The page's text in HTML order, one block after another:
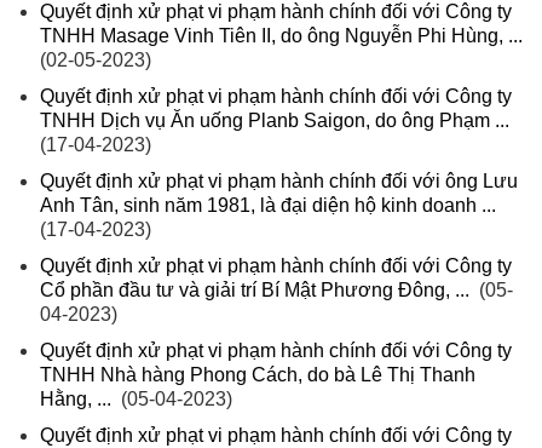
Quyết định xử phạt vi phạm hành chính đối với Công ty
TNHH Masage Vinh Tiên II, do ông Nguyễn Phi Hùng, ...
(02-05-2023)
Quyết định xử phạt vi phạm hành chính đối với Công ty
TNHH Dịch vụ Ăn uống Planb Saigon, do ông Phạm ...
(17-04-2023)
Quyết định xử phạt vi phạm hành chính đối với ông Lưu
Anh Tân, sinh năm 1981, là đại diện hộ kinh doanh ...
(17-04-2023)
Quyết định xử phạt vi phạm hành chính đối với Công ty
Cổ phần đầu tư và giải trí Bí Mật Phương Đông, ... (05-
04-2023)
Quyết định xử phạt vi phạm hành chính đối với Công ty
TNHH Nhà hàng Phong Cách, do bà Lê Thị Thanh
Hằng, ... (05-04-2023)
Quyết định xử phạt vi phạm hành chính đối với Công ty